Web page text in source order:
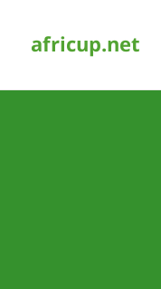
africup.net